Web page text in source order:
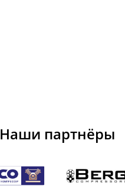
Наши партнёры